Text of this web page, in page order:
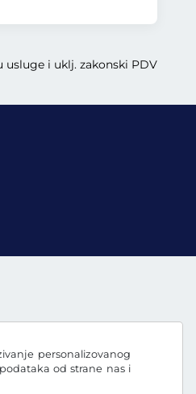
personalizovanog
od strane nas i
usluge i uklj. zakonski PDV